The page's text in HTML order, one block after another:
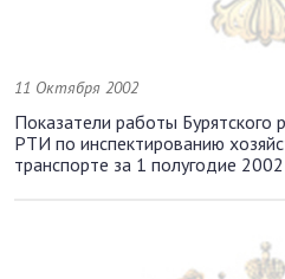
11 Октября 2002
Показатели работы Бурятского
РТИ по инспектированию
транспорте за 1 полугодие 2002